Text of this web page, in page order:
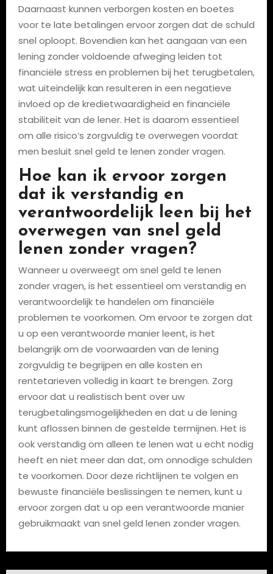
Daarnaast kunnen verborgen kosten en boetes
voor te late betalingen ervoor zorgen dat de schuld
snel oploopt. Bovendien kan het aangaan van een
lening zonder voldoende afweging leiden tot
financiële stress en problemen bij het terugbetalen,
wat uiteindelijk kan resulteren in een negatieve
invloed op de kredietwaardigheid en financiële
stabiliteit van de lener. Het is daarom essentieel
om alle risico’s zorgvuldig te overwegen voordat
men besluit snel geld te lenen zonder vragen.
Hoe kan ik ervoor zorgen
dat ik verstandig en
verantwoordelijk leen bij het
overwegen van snel geld
lenen zonder vragen?
Wanneer u overweegt om snel geld te lenen
zonder vragen, is het essentieel om verstandig en
verantwoordelijk te handelen om financiële
problemen te voorkomen. Om ervoor te zorgen dat
u op een verantwoorde manier leent, is het
belangrijk om de voorwaarden van de lening
zorgvuldig te begrijpen en alle kosten en
rentetarieven volledig in kaart te brengen. Zorg
ervoor dat u realistisch bent over uw
terugbetalingsmogelijkheden en dat u de lening
kunt aflossen binnen de gestelde termijnen. Het is
ook verstandig om alleen te lenen wat u echt nodig
heeft en niet meer dan dat, om onnodige schulden
te voorkomen. Door deze richtlijnen te volgen en
bewuste financiële beslissingen te nemen, kunt u
ervoor zorgen dat u op een verantwoorde manier
gebruikmaakt van snel geld lenen zonder vragen.